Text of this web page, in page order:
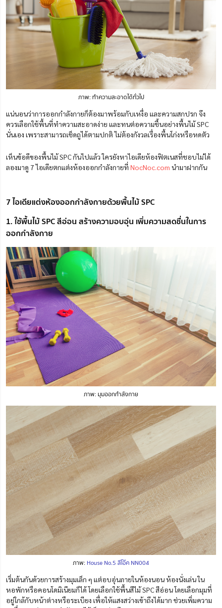
ภาพ: ทำความสะอาดได้ทั่วไป
แน่นอนว่าการออกกำลังกายก็ต้องมาพร้อมกับเหงื่อ และความสกปรก จึง
ควรเลือกใช้พื้นที่ทำความสะอาดง่าย และทนต่อความชื้นอย่างพื้นไม้ SPC
นั่นเอง เพราะสามารถเช็ดถูได้ตามปกติ ไม่ต้องกังวลเรื่องพื้นโก่งหรือหดตัว
เห็นข้อดีของพื้นไม้ SPC กันไปแล้ว ใครยังหาไอเดียห้องฟิตเนสที่ชอบไม่ได้
ลองมาดู 7 ไอเดียตกแต่งห้องออกกำลังกายที่ NocNoc.com นำมาฝากกัน
7 ไอเดียแต่งห้องออกกำลังกายด้วยพื้นไม้ SPC
1. ใช้พื้นไม้ SPC สีอ่อน สร้างความอบอุ่น เพิ่มความสดชื่นในการ
ออกกำลังกาย
ภาพ: มุมออกกำลังกาย
ภาพ: House No.5 สีโอ๊ค NN004
เริ่มต้นกันด้วยการสร้างมุมเล็ก ๆ แต่อบอุ่นภายในห้องนอน ห้องนั่งเล่น ใน
หอพักหรือคอนโดมิเนียมก็ได้ โดยเลือกใช้พื้นสีไม้ SPC สีอ่อน โดยเลือกมุมที่
อยู่ใกล้กับหน้าต่างหรือระเบียง เพื่อให้แสงสว่างเข้าถึงได้มาก ช่วยเพิ่มความ